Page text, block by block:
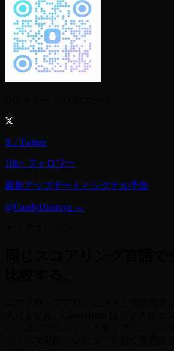
X / Twitter
10k+ フォロワー
最新アップデートとシグナル予告
@CandyHuntxyz →